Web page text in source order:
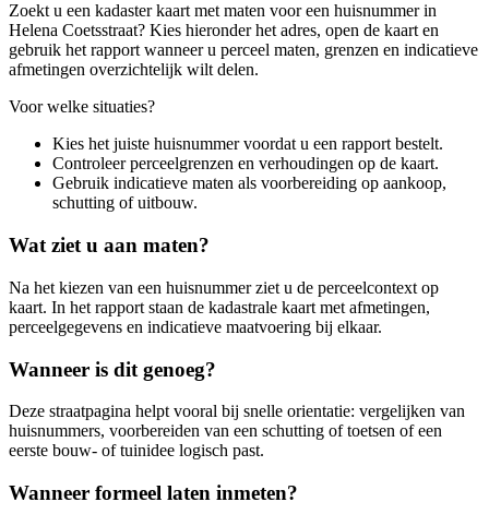
Zoekt u een kadaster kaart met maten voor een huisnummer in
Helena Coetsstraat? Kies hieronder het adres, open de kaart en
gebruik het rapport wanneer u perceel maten, grenzen en indicatieve
afmetingen overzichtelijk wilt delen.
Voor welke situaties?
Kies het juiste huisnummer voordat u een rapport bestelt.
Controleer perceelgrenzen en verhoudingen op de kaart.
Gebruik indicatieve maten als voorbereiding op aankoop,
schutting of uitbouw.
Wat ziet u aan maten?
Na het kiezen van een huisnummer ziet u de perceelcontext op
kaart. In het rapport staan de kadastrale kaart met afmetingen,
perceelgegevens en indicatieve maatvoering bij elkaar.
Wanneer is dit genoeg?
Deze straatpagina helpt vooral bij snelle orientatie: vergelijken van
huisnummers, voorbereiden van een schutting of toetsen of een
eerste bouw- of tuinidee logisch past.
Wanneer formeel laten inmeten?